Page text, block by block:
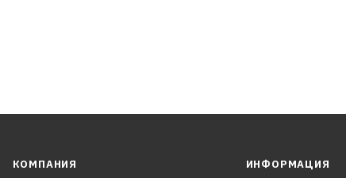
КОМПАНИЯ ИНФОРМАЦИЯ